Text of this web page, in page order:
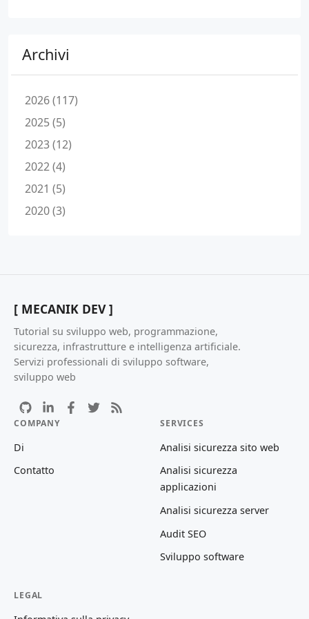
Archivi
2026 (117)
2025 (5)
2023 (12)
2022 (4)
2021 (5)
2020 (3)
[ MECANIK DEV ]
Tutorial su sviluppo web, programmazione,
sicurezza, infrastrutture e intelligenza artificiale.
Servizi professionali di sviluppo software,
sviluppo web
COMPANY
Di
Contatto
SERVICES
Analisi sicurezza sito web
Analisi sicurezza
applicazioni
Analisi sicurezza server
Audit SEO
Sviluppo software
LEGAL